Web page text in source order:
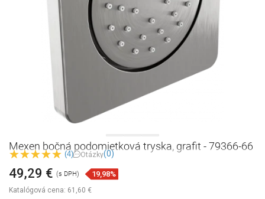
Mexen bočná podomietková tryska, grafit - 79366-66
(4) Otázky(0)
Katalógová cena: 61,60 €
49,29 € (s DPH) 19,98%